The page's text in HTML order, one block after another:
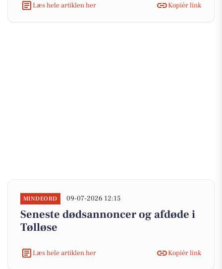
Læs hele artiklen her Kopiér link
MINDEORD 09-07-2026 12:15
Seneste dødsannoncer og afdøde i
Tølløse
Læs hele artiklen her Kopiér link